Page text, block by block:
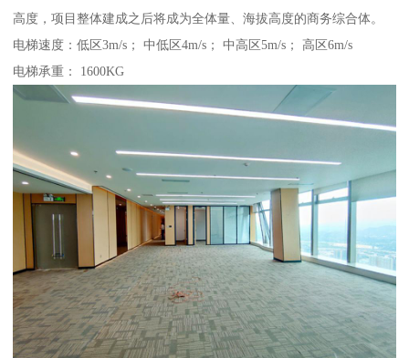
高度，项目整体建成之后将成为全体量、海拔高度的商务综合体。
电梯速度：低区3m/s； 中低区4m/s； 中高区5m/s； 高区6m/s
电梯承重： 1600KG